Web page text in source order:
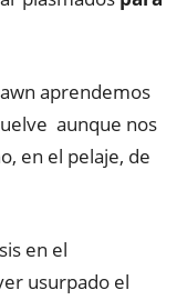
aprendemos
aunque nos
en el pelaje, de
en el
usurpado el